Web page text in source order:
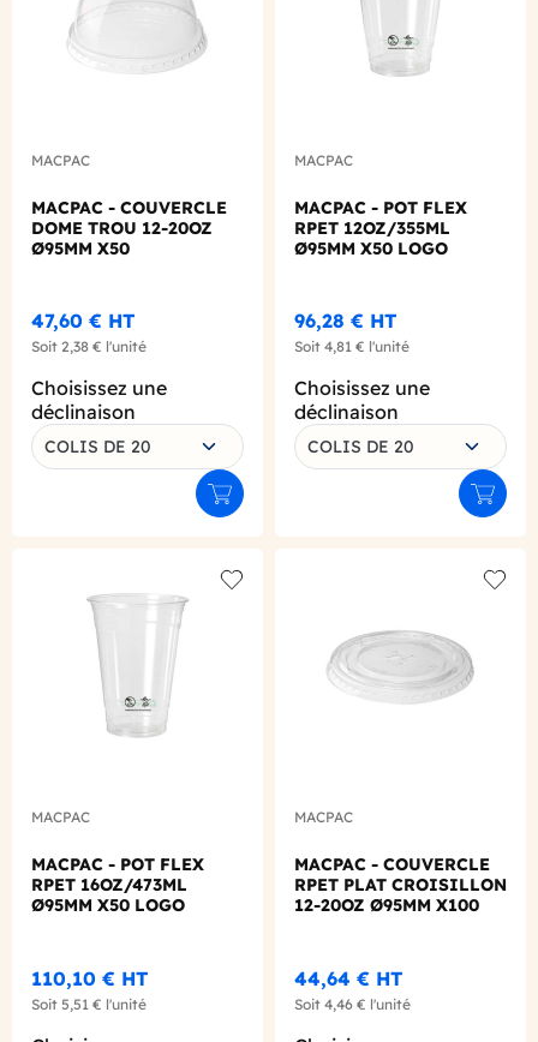
MACPAC
MACPAC - COUVERCLE
DOME TROU 12-20OZ
Ø95MM X50
47,60 € HT
Soit 2,38 € l'unité
Choisissez une
déclinaison
COLIS DE 20
Ajouter au panier
MACPAC
MACPAC - POT FLEX
RPET 12OZ/355ML
Ø95MM X50 LOGO
96,28 € HT
Soit 4,81 € l'unité
Choisissez une
déclinaison
COLIS DE 20
MACPAC
MACPAC - POT FLEX
RPET 16OZ/473ML
Ø95MM X50 LOGO
110,10 € HT
Soit 5,51 € l'unité
MACPAC
MACPAC - COUVERCLE
RPET PLAT CROISILLON
12-20OZ Ø95MM X100
44,64 € HT
Soit 4,46 € l'unité